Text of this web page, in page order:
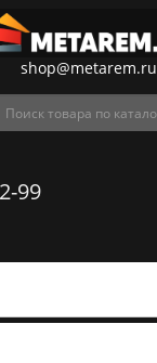
shop@metarem.ru
99